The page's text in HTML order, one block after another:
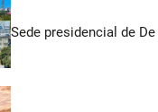
Sede presidencial de